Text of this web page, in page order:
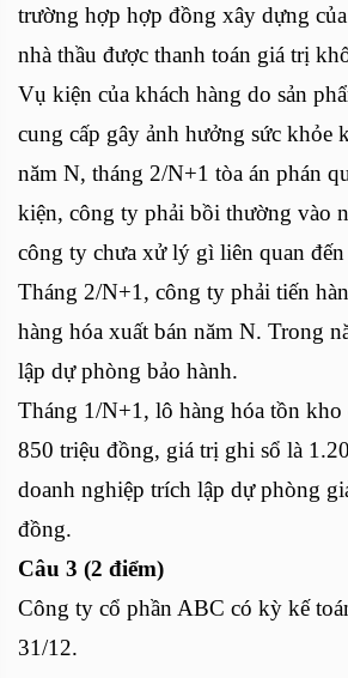
trường hợp hợp đồng xây dựng
nhà thầu được thanh toán giá trị
Vụ kiện của khách hàng do sản
cung cấp gây ảnh hưởng sức khỏe
năm N, tháng 2/N+1 tòa án phán
kiện, công ty phải bồi thường vào
công ty chưa xử lý gì liên quan
Tháng 2/N+1, công ty phải tiến
hàng hóa xuất bán năm N. Trong
lập dự phòng bảo hành.
Tháng 1/N+1, lô hàng hóa tồn
850 triệu đồng, giá trị ghi sổ là
doanh nghiệp trích lập dự phòng
đồng.
Câu 3 (2 điểm)
Công ty cổ phần ABC có kỳ kế
31/12.